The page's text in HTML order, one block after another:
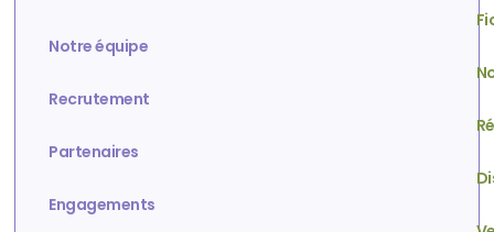
Notre équipe
Recrutement
Partenaires
Engagements